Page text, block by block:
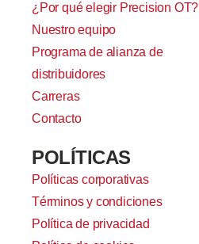
¿Por qué elegir Precision OT?
Nuestro equipo
Programa de alianza de
distribuidores
Carreras
Contacto
POLÍTICAS
Políticas corporativas
Términos y condiciones
Política de privacidad